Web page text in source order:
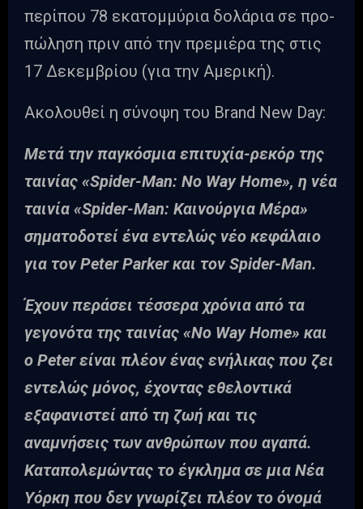
περίπου 78 εκατομμύρια δολάρια σε προ-
πώληση πριν από την πρεμιέρα της στις
17 Δεκεμβρίου (για την Αμερική).
Ακολουθεί η σύνοψη του Brand New Day:
Μετά την παγκόσμια επιτυχία-ρεκόρ της
ταινίας «Spider-Man: No Way Home», η νέα
ταινία «Spider-Man: Καινούργια Μέρα»
σηματοδοτεί ένα εντελώς νέο κεφάλαιο
για τον Peter Parker και τον Spider-Man.
Έχουν περάσει τέσσερα χρόνια από τα
γεγονότα της ταινίας «No Way Home» και
ο Peter είναι πλέον ένας ενήλικας που ζει
εντελώς μόνος, έχοντας εθελοντικά
εξαφανιστεί από τη ζωή και τις
αναμνήσεις των ανθρώπων που αγαπά.
Καταπολεμώντας το έγκλημα σε μια Νέα
Υόρκη που δεν γνωρίζει πλέον το όνομά